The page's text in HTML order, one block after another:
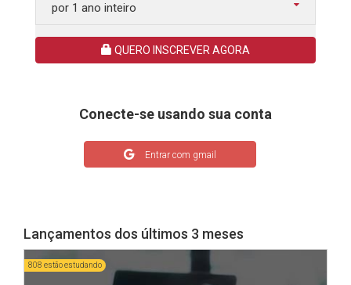
por 1 ano inteiro
QUERO INSCREVER AGORA
Conecte-se usando sua conta
Entrar com gmail
Lançamentos dos últimos 3 meses
808 estão estudando